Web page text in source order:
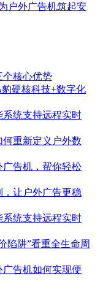
户外广告机筑起安
个核心优势
硬核科技+数字化
系统支持远程实时
重新定义户外数
广告机，帮你轻松
让户外广告更稳
系统支持远程实时
陷阱”看重全生命周
告机如何实现便